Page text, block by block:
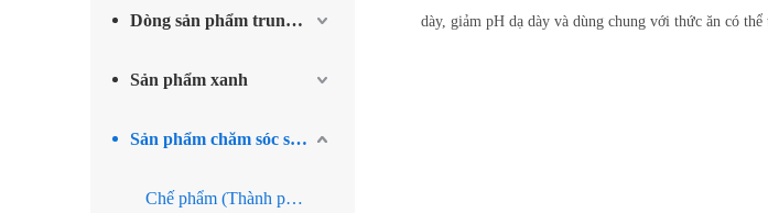
Dòng sản phẩm trung gian vật liệu tiên tiến
Sản phẩm xanh
Sản phẩm chăm sóc sức khỏe
Chế phẩm (Thành phẩm thuốc)
dày, giảm pH dạ dày và dùng chung với thức ăn có